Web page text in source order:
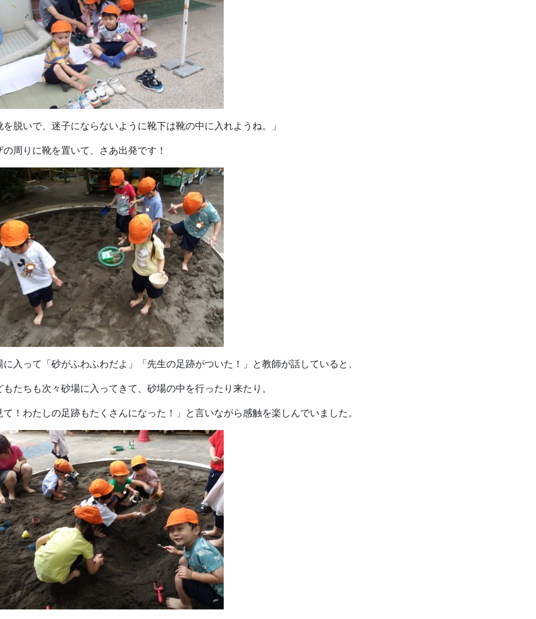
を脱いで、迷子にならないように靴下は靴の中に入れようね。」
の周りに靴を置いて、さあ出発です！
に入って「砂がふわふわだよ」「先生の足跡がついた！」と教師が話していると、
もたちも次々砂場に入ってきて、砂場の中を行ったり来たり。
て！わたしの足跡もたくさんになった！」と言いながら感触を楽しんでいました。